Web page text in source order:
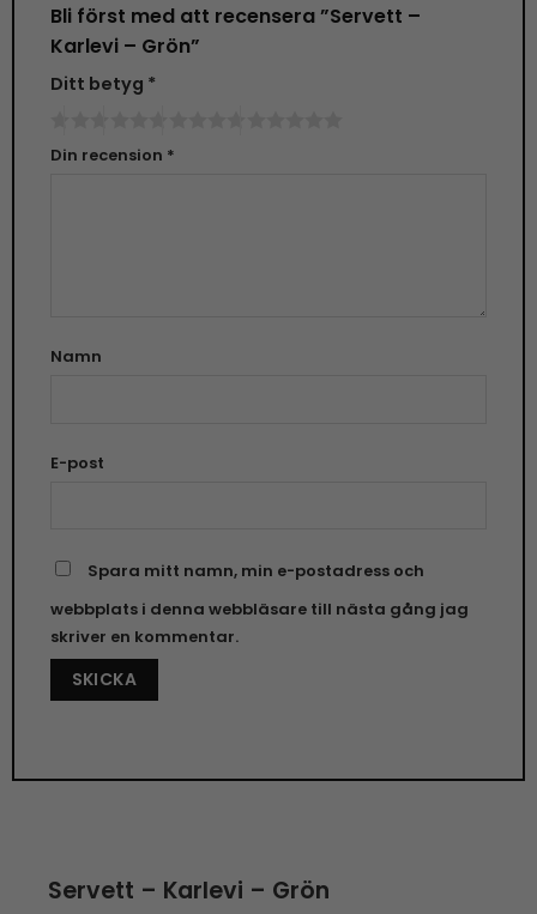
Bli först med att recensera ”Servett –
Karlevi – Grön”
Ditt betyg *
Din recension *
Namn
E-post
Spara mitt namn, min e-postadress och
webbplats i denna webbläsare till nästa gång jag
skriver en kommentar.
Servett – Karlevi – Grön